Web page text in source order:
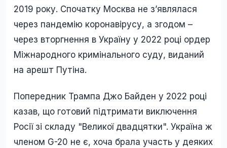
2019 року. Спочатку Москва не зʼявлялася
через пандемію коронавірусу, а згодом –
через вторгнення в Україну у 2022 році ордер
Міжнародного кримінального суду, виданий
на арешт Путіна.
Попередник Трампа Джо Байден у 2022 році
казав, що готовий підтримати виключення
Росії зі складу "Великої двадцятки". Україна ж
членом G-20 не є, хоча брала участь у деяких